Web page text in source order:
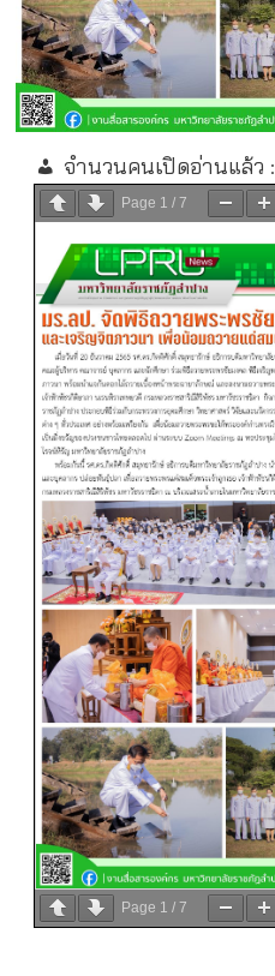
จำนวนคนเปิดอ่านแล้ว :
Page 1 / 7
Page 1 / 7